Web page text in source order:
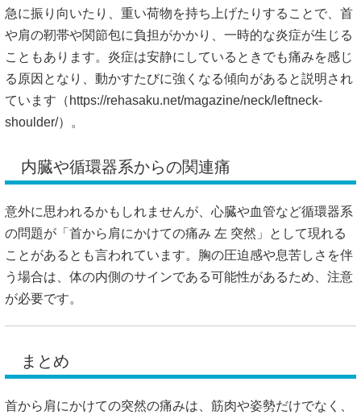
急に振り向いたり、重い荷物を持ち上げたりすることで、首
や肩の靭帯や関節包に負担がかかり、一時的な炎症が生じる
こともあります。炎症は安静にしているときでも痛みを感じ
る原因となり、動かすたびに強くなる傾向があると説明され
ています（ https://rehasaku.net/magazine/neck/leftneck-
shoulder/）。
内臓や循環器系からの関連痛
意外に思われるかもしれませんが、心臓や血管など循環器系
の問題が「首から肩にかけての痛み 左 突然」として現れる
ことがあるとも言われています。胸の圧迫感や息苦しさを伴
う場合は、体の内側のサインである可能性があるため、注意
が必要です。
まとめ
首から肩にかけての突然の痛みは、筋肉や姿勢だけでなく、